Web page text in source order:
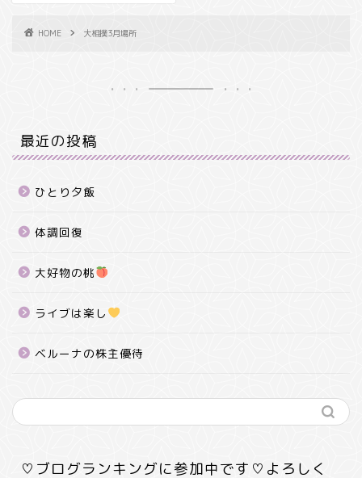
HOME 大相撲3月場所
最近の投稿
ひとり夕飯
体調回復
大好物の桃
ライブは楽し
ベルーナの株主優待
♡ブログランキングに参加中です♡よろしく